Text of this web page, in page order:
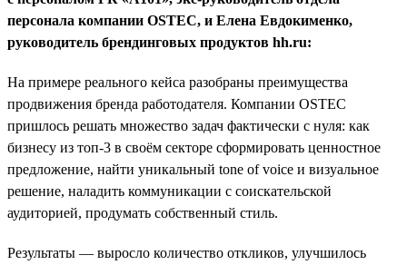
персонала компании OSTEC, и Елена Евдокименко,
руководитель брендинговых продуктов hh.ru:
На примере реального кейса разобраны преимущества
продвижения бренда работодателя. Компании OSTEC
пришлось решать множество задач фактически с нуля: как
бизнесу из топ-3 в своём секторе сформировать ценностное
предложение, найти уникальный tone of voice и визуальное
решение, наладить коммуникации с соискательской
аудиторией, продумать собственный стиль.
Результаты — выросло количество откликов, улучшилось